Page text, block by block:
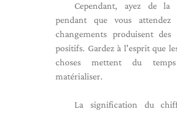
Cependant, ayez de la
pendant que vous attendez
changements produisent des
positifs. Gardez à l'esprit que
choses mettent du
matérialiser.
La signification du